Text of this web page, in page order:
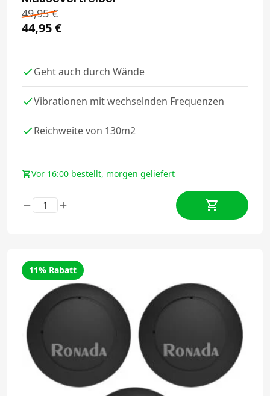
49,95€
44,95€
Geht auch durch Wände
Vibrationen mit wechselnden Frequenzen
Reichweite von 130m2
Vor 16:00 bestellt, morgen geliefert
11% Rabatt